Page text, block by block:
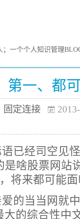
一个个人知识管理
第一、都
固定连接
经司空见怪
啥股票网站
将来都可能
当当网就中
大的综合性中